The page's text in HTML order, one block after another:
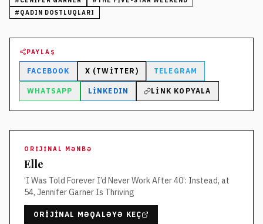
# QADIN DOSTLUQLARI
PAYLAŞ
FACEBOOK X (TWITTER) TELEGRAM
WHATSAPP LINKEDIN LINK KOPYALA
ORIJINAL MƏNBƏ
Elle
‘I Was Told Forever I’d Never Work After 40’: Instead, at
54, Jennifer Garner Is Thriving
ORIJINAL MƏQALƏYƏ KEÇ